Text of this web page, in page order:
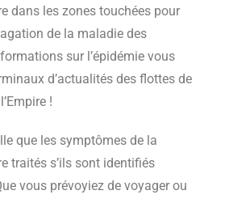
dans les zones touchées pour
de la maladie des
sur l’épidémie vous
d’actualités des flottes de
!
que les symptômes de la
traités s’ils sont identifiés
vous prévoyiez de voyager ou